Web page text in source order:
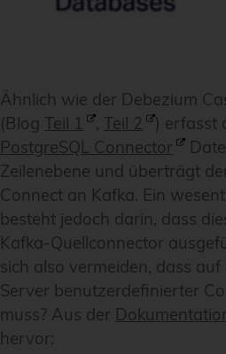
Ähnlich wie der Debezium
(Blog Teil 1 , Teil 2 ) erfasst
PostgreSQL Connector
Zeilenebene und überträgt
Connect an Kafka. Ein
besteht jedoch darin, dass
Kafka-Quellconnector
sich also vermeiden, dass auf
Server benutzerdefinierter
muss? Aus der
hervor: